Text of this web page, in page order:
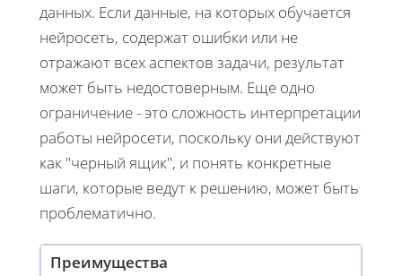
данных. Если данные, на которых обучается
нейросеть, содержат ошибки или не
отражают всех аспектов задачи, результат
может быть недостоверным. Еще одно
ограничение - это сложность интерпретации
работы нейросети, поскольку они действуют
как "черный ящик", и понять конкретные
шаги, которые ведут к решению, может быть
проблематично.
Преимущества